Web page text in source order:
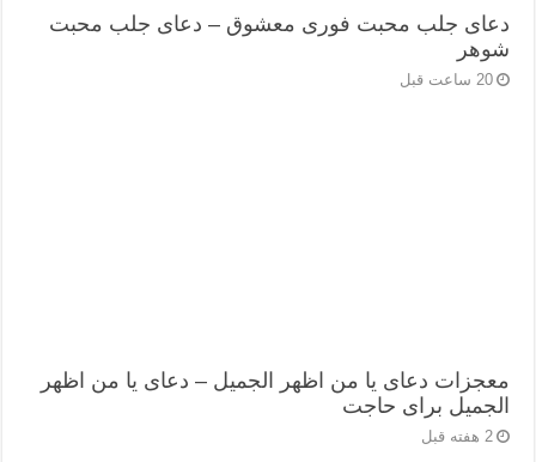
دعای جلب محبت فوری معشوق – دعای جلب محبت
شوهر
20 ساعت قبل
معجزات دعای یا من اظهر الجمیل – دعای یا من اظهر
الجمیل برای حاجت
2 هفته قبل